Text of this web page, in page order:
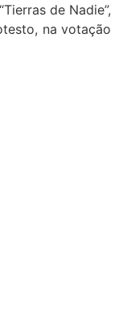
de Nadie”,
na votação